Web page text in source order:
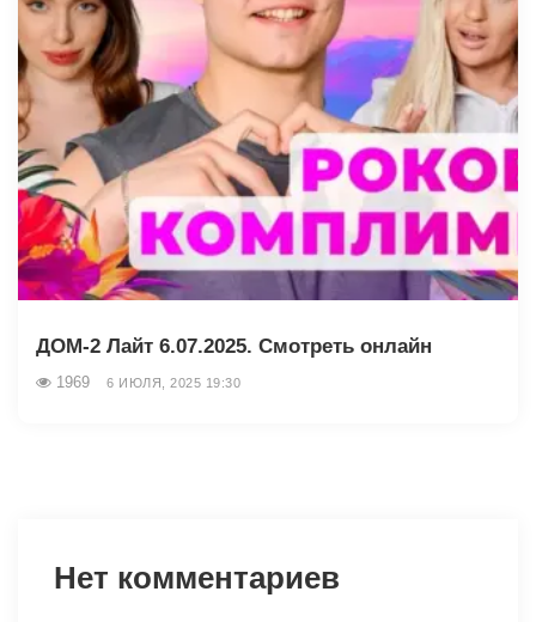
ДОМ-2 Лайт 6.07.2025. Смотреть онлайн
1969 6 ИЮЛЯ, 2025 19:30
Нет комментариев